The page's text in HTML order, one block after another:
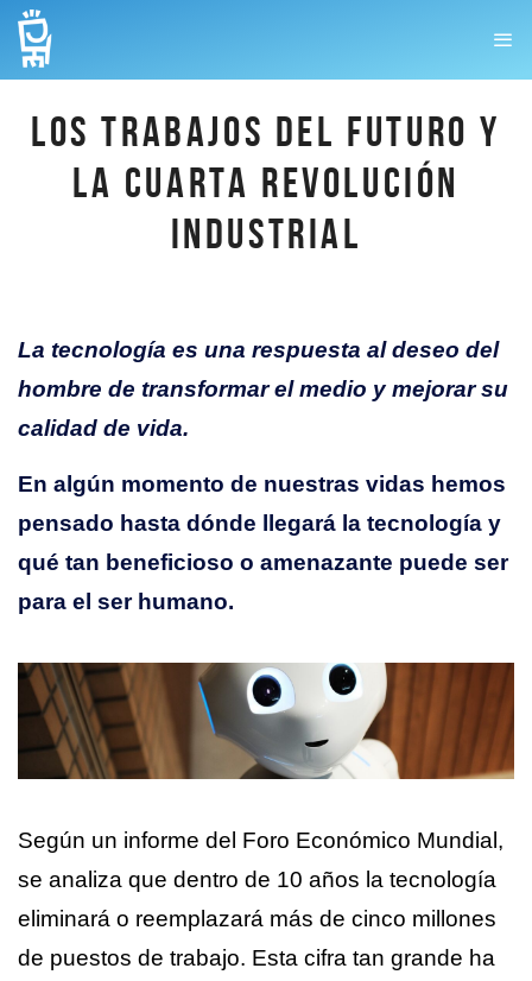
LOS TRABAJOS DEL FUTURO Y
LA CUARTA REVOLUCIÓN
INDUSTRIAL
La tecnología es una respuesta al deseo del
hombre de transformar el medio y mejorar su
calidad de vida.
En algún momento de nuestras vidas hemos
pensado hasta dónde llegará la tecnología y
qué tan beneficioso o amenazante puede ser
para el ser humano.
Según un informe del Foro Económico Mundial,
se analiza que dentro de 10 años la tecnología
eliminará o reemplazará más de cinco millones
de puestos de trabajo. Esta cifra tan grande ha